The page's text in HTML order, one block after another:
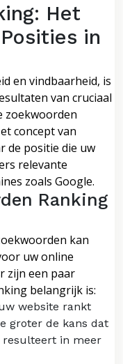
Het
in
en vindbaarheid, is
van cruciaal
zoekwoorden
concept van
de positie die uw
relevante
zoals Google.
Ranking
kan
uw online
zijn een paar
belangrijk is:
website rankt
groter de kans dat
resulteert in meer